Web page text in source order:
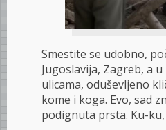
Smestite se udobno,
Jugoslavija, Zagreb, a
ulicama, oduševljeno
kome i koga. Evo, sad
podignuta prsta. Ku-